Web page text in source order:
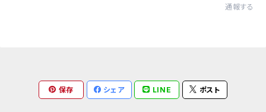
通報する
保存 シェア LINE ポスト